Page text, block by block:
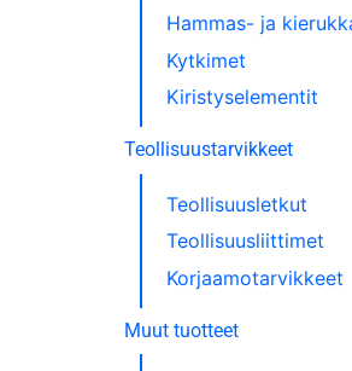
Hammas- ja
Kytkimet
Kiristyselementit
Teollisuustarvikkeet
Teollisuusletkut
Teollisuusliittimet
Korjaamotarvikkeet
Muut tuotteet